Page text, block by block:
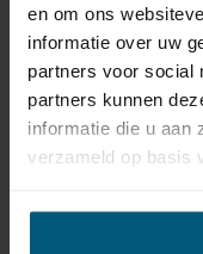
en om ons
informatie over uw
partners voor social
partners kunnen
informatie die u aan
verzameld op basis
Kabelset type
Stekkeraansluiting
Parkeersensoren
uitschakeling